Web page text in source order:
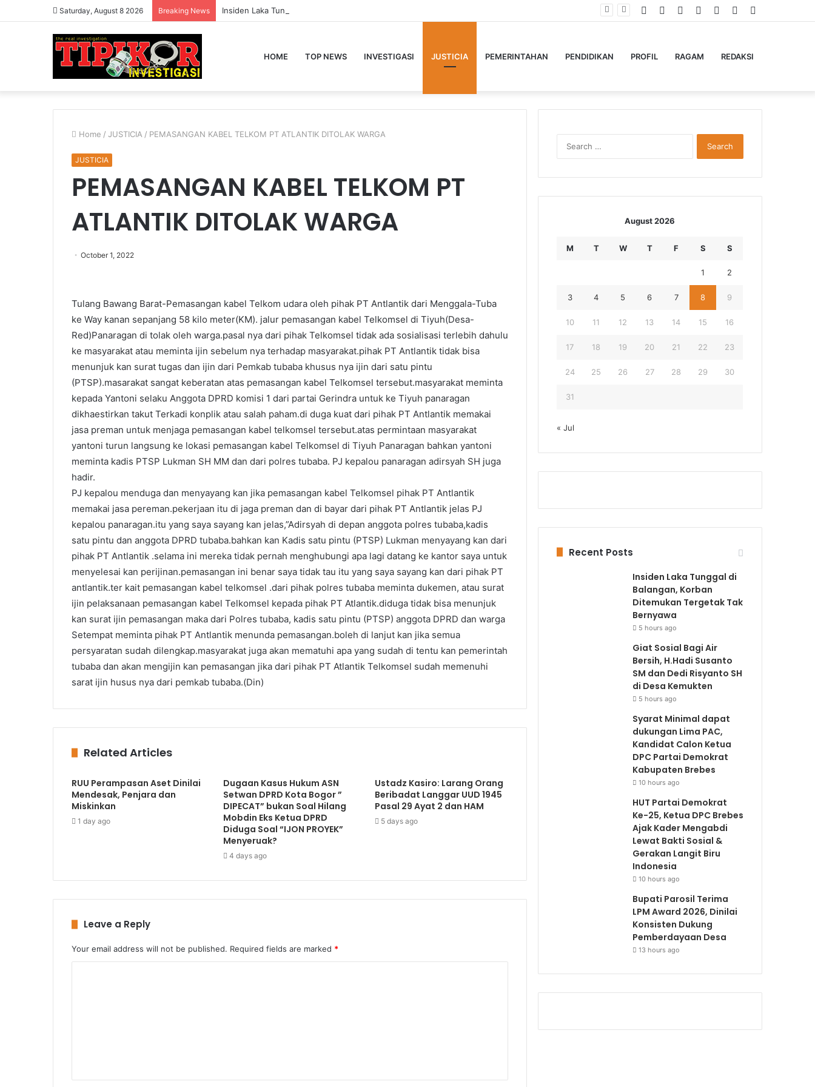
Saturday, August 8 2026 Breaking News Insiden Laka Tunggal di Balangan, Korban Ditemukan Tergetak Tak Bernyawa
Random
Log
Instagram
YouTube
Twitter
Facebook
HOME TOP NEWS INVESTIGASI JUSTICIA PEMERINTAHAN PENDIDIKAN PROFIL RAGAM REDAKSI
Home / JUSTICIA / PEMASANGAN KABEL TELKOM PT ATLANTIK DITOLAK WARGA
JUSTICIA
PEMASANGAN KABEL TELKOM PT
ATLANTIK DITOLAK WARGA
October 1, 2022
Tulang Bawang Barat-Pemasangan kabel Telkom udara oleh pihak PT Antlantik dari Menggala-Tuba
ke Way kanan sepanjang 58 kilo meter(KM). jalur pemasangan kabel Telkomsel di Tiyuh(Desa-
Red)Panaragan di tolak oleh warga.pasal nya dari pihak Telkomsel tidak ada sosialisasi terlebih dahulu
ke masyarakat atau meminta ijin sebelum nya terhadap masyarakat.pihak PT Antlantik tidak bisa
menunjuk kan surat tugas dan ijin dari Pemkab tubaba khusus nya ijin dari satu pintu
(PTSP).masarakat sangat keberatan atas pemasangan kabel Telkomsel tersebut.masyarakat meminta
kepada Yantoni selaku Anggota DPRD komisi 1 dari partai Gerindra untuk ke Tiyuh panaragan
dikhaestirkan takut Terkadi konplik atau salah paham.di duga kuat dari pihak PT Antlantik memakai
jasa preman untuk menjaga pemasangan kabel telkomsel tersebut.atas permintaan masyarakat
yantoni turun langsung ke lokasi pemasangan kabel Telkomsel di Tiyuh Panaragan bahkan yantoni
meminta kadis PTSP Lukman SH MM dan dari polres tubaba. PJ kepalou panaragan adirsyah SH juga
hadir.
PJ kepalou menduga dan menyayang kan jika pemasangan kabel Telkomsel pihak PT Antlantik
memakai jasa pereman.pekerjaan itu di jaga preman dan di bayar dari pihak PT Antlantik jelas PJ
kepalou panaragan.itu yang saya sayang kan jelas,”Adirsyah di depan anggota polres tubaba,kadis
satu pintu dan anggota DPRD tubaba.bahkan kan Kadis satu pintu (PTSP) Lukman menyayang kan dari
pihak PT Antlantik .selama ini mereka tidak pernah menghubungi apa lagi datang ke kantor saya untuk
menyelesai kan perijinan.pemasangan ini benar saya tidak tau itu yang saya sayang kan dari pihak PT
antlantik.ter kait pemasangan kabel telkomsel .dari pihak polres tubaba meminta dukemen, atau surat
ijin pelaksanaan pemasangan kabel Telkomsel kepada pihak PT Atlantik.diduga tidak bisa menunjuk
kan surat ijin pemasangan maka dari Polres tubaba, kadis satu pintu (PTSP) anggota DPRD dan warga
Setempat meminta pihak PT Antlantik menunda pemasangan.boleh di lanjut kan jika semua
persyaratan sudah dilengkap.masyarakat juga akan mematuhi apa yang sudah di tentu kan pemerintah
tubaba dan akan mengijin kan pemasangan jika dari pihak PT Atlantik Telkomsel sudah memenuhi
sarat ijin husus nya dari pemkab tubaba.(Din)
Related Articles
RUU Perampasan Aset Dinilai
Mendesak, Penjara dan
Miskinkan
1 day ago
Dugaan Kasus Hukum ASN
Setwan DPRD Kota Bogor ”
DIPECAT” bukan Soal Hilang
Mobdin Eks Ketua DPRD
Diduga Soal “IJON PROYEK”
Menyeruak?
4 days ago
Ustadz Kasiro: Larang Orang
Beribadat Langgar UUD 1945
Pasal 29 Ayat 2 dan HAM
5 days ago
Leave a Reply
Your email address will not be published. Required fields are marked *
t
August 2026
M T W T F S S
1 2
3 4 5 6 7 8 9
10 11 12 13 14 15 16
17 18 19 20 21 22 23
24 25 26 27 28 29 30
31
« Jul
Recent Posts
Insiden Laka Tunggal di
Balangan, Korban
Ditemukan Tergetak Tak
Bernyawa
5 hours ago
Giat Sosial Bagi Air
Bersih, H.Hadi Susanto
SM dan Dedi Risyanto SH
di Desa Kemukten
5 hours ago
Syarat Minimal dapat
dukungan Lima PAC,
Kandidat Calon Ketua
DPC Partai Demokrat
Kabupaten Brebes
10 hours ago
HUT Partai Demokrat
Ke-25, Ketua DPC Brebes
Ajak Kader Mengabdi
Lewat Bakti Sosial &
Gerakan Langit Biru
Indonesia
10 hours ago
Bupati Parosil Terima
LPM Award 2026, Dinilai
Konsisten Dukung
Pemberdayaan Desa
13 hours ago